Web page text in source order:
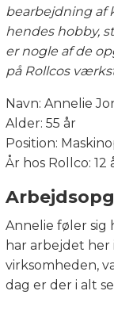
bearbejdning af
hendes hobby,
er nogle af de
på Rollcos
Navn: Annelie
Alder: 55 år
Position:
År hos Rollco: 12
Annelie føler sig
har arbejdet her
virksomheden,
dag er der i alt